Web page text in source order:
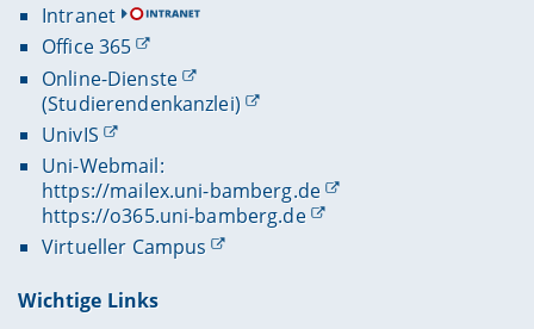
Intranet
Office 365
Online-Dienste
(Studierendenkanzlei)
UnivIS
Uni-Webmail:
https://mailex.uni-bamberg.de
https://o365.uni-bamberg.de
Virtueller Campus
Wichtige Links